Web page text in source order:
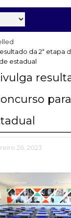
da 2ª etapa
estadual
26, 2023